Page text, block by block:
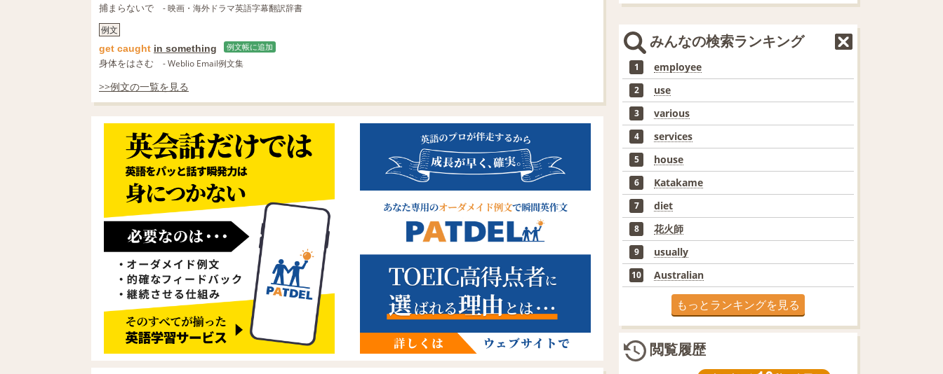
捕まらないで
- 映画・海外ドラマ英語字幕翻訳辞書
例文
get caught in something 例文帳に追加
身体をはさむ - Weblio Email例文集
>>例文の一覧を見る
みんなの検索ランキング
1 employee
2 use
3 various
4 services
5 house
6 Katakame
7 diet
8 花火師
9 usually
10 Australian
もっとランキングを見る
閲覧履歴